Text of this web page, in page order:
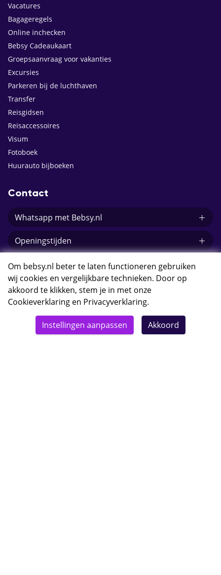
Vacatures
Bagageregels
Online inchecken
Bebsy Cadeaukaart
Groepsaanvraag voor vakanties
Excursies
Parkeren bij de luchthaven
Transfer
Reisgidsen
Reisaccessoires
Visum
Fotoboek
Huurauto bijboeken
Contact
Whatsapp met Bebsy.nl
Openingstijden
E-mail Bebsy.nl
© 2026 Bebsy.nl
Om bebsy.nl beter te laten functioneren gebruiken
wij cookies en vergelijkbare technieken. Door op
akkoord te klikken, stem je in met onze
Cookieverklaring en Privacyverklaring.
Instellingen aanpassen Akkoord